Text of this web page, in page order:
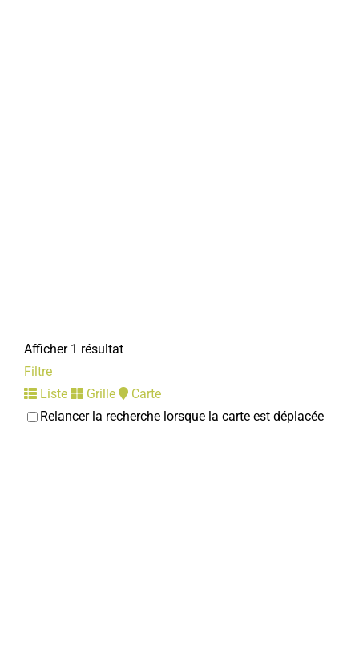
Afficher 1 résultat
Filtre
Liste
Grille
Carte
Relancer la recherche lorsque la carte est déplacée